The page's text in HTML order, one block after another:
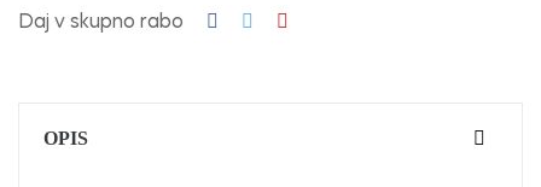
Daj v skupno rabo
OPIS